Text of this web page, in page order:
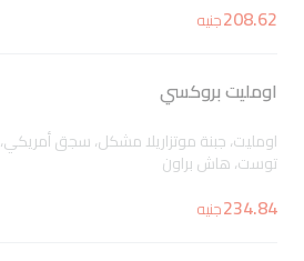
208.62جنيه
اومليت بروكسي
اومليت، جبنة موتزاريلا مشكل، سجق أمريكي،
توست، هاش براون
234.84جنيه